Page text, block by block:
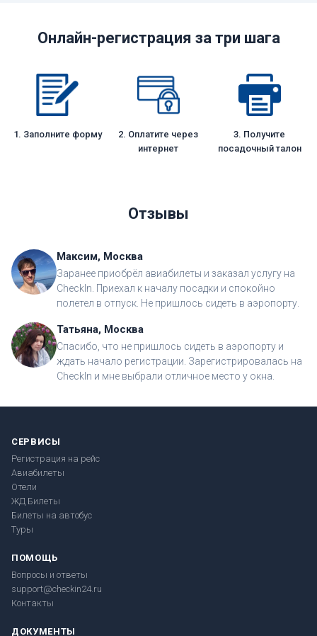
Онлайн-регистрация за три шага
1. Заполните форму
2. Оплатите через
интернет
3. Получите
посадочный талон
Отзывы
Максим, Москва
Заранее приобрёл авиабилеты и заказал услугу на
CheckIn. Приехал к началу посадки и спокойно
полетел в отпуск. Не пришлось сидеть в аэропорту.
Татьяна, Москва
Спасибо, что не пришлось сидеть в аэропорту и
ждать начало регистрации. Зарегистрировалась на
CheckIn и мне выбрали отличное место у окна.
СЕРВИСЫ
Регистрация на рейс
Авиабилеты
Отели
ЖД Билеты
Билеты на автобус
Туры
ПОМОЩЬ
Вопросы и ответы
support@checkin24.ru
Контакты
ДОКУМЕНТЫ